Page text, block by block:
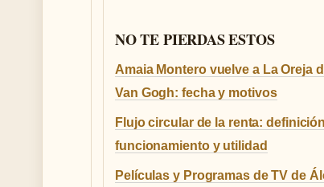
NO TE PIERDAS ESTOS
Amaia Montero vuelve a La Oreja
Van Gogh: fecha y motivos
Flujo circular de la renta:
funcionamiento y utilidad
Películas y Programas de TV de